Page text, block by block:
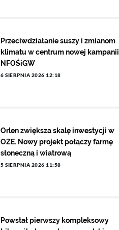
Przeciwdziałanie suszy i zmianom
klimatu w centrum nowej kampanii
NFOŚiGW
6 SIERPNIA 2026 12:18
Orlen zwiększa skalę inwestycji w
OZE. Nowy projekt połączy farmę
słoneczną i wiatrową
5 SIERPNIA 2026 11:58
Powstał pierwszy kompleksowy